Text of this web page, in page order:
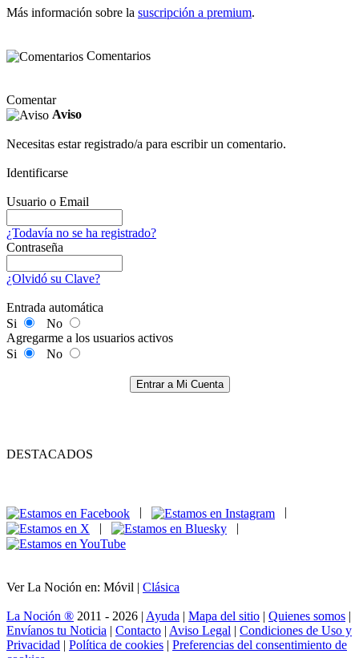
Más información sobre la suscripción a premium.
Comentarios
Comentar
Aviso
Necesitas estar registrado/a para escribir un comentario.
Identificarse
Usuario o Email
¿Todavía no se ha registrado?
Contraseña
¿Olvidó su Clave?
Entrada automática
Si
No
Agregarme a los usuarios activos
Si
No
Entrar a Mi Cuenta
DESTACADOS
|
|
Ver La Noción en: Móvil | Clásica
La Noción ® 2011 - 2026 | Ayuda | Mapa del sitio | Quienes somos |
Envíanos tu Noticia | Contacto | Aviso Legal | Condiciones de Uso y
Privacidad | Política de cookies | Preferencias del consentimiento de